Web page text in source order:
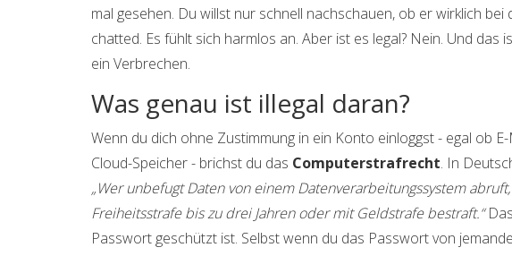
mal gesehen. Du willst nur schnell nachschauen, ob er wirklich
chatted. Es fühlt sich harmlos an. Aber ist es legal? Nein. Und
ein Verbrechen.
Was genau ist illegal daran?
Wenn du dich ohne Zustimmung in ein Konto einloggst - egal ob
Cloud-Speicher - brichst du das Computerstrafrecht. In
„Wer unbefugt Daten von einem Datenverarbeitungssystem
Freiheitsstrafe bis zu drei Jahren oder mit Geldstrafe bestraft.“
Passwort geschützt ist. Selbst wenn du das Passwort von